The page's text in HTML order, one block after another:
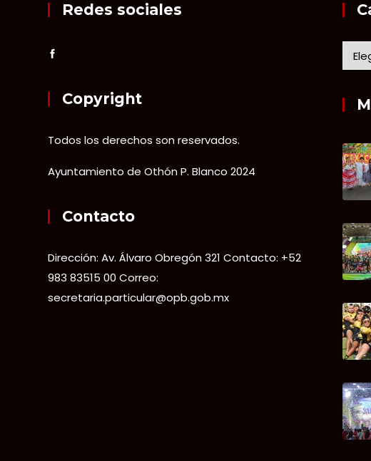
Redes sociales
Copyright
Todos los derechos son reservados.
Ayuntamiento de Othón P. Blanco 2024
Contacto
Dirección: Av. Álvaro Obregón 321 Contacto: +52
983 83515 00 Correo:
secretaria.particular@opb.gob.mx